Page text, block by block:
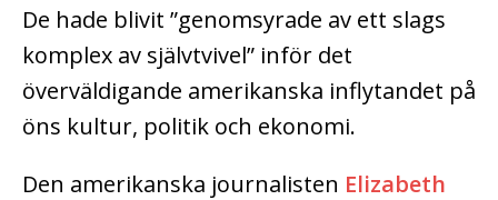
De hade blivit ”genomsyrade av ett slags
komplex av självtvivel” inför det
överväldigande amerikanska inflytandet på
öns kultur, politik och ekonomi.
Den amerikanska journalisten Elizabeth